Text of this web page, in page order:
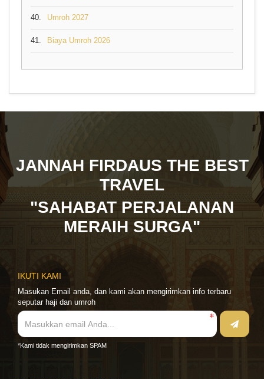
40. Umroh 2027
41. Biaya Umroh 2026
JANNAH FIRDAUS THE BEST
TRAVEL
"SAHABAT PERJALANAN
MERAIH SURGA"
IKUTI KAMI
Masukan Email anda, dan kami akan mengirimkan info terbaru
seputar haji dan umroh
*Kami tidak mengirimkan SPAM